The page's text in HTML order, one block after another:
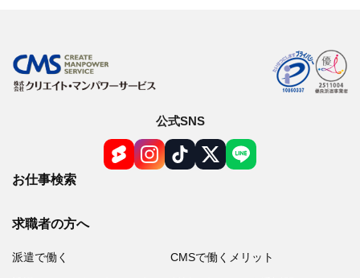
公式SNS
お仕事検索
求職者の方へ
派遣で働く CMSで働くメリット